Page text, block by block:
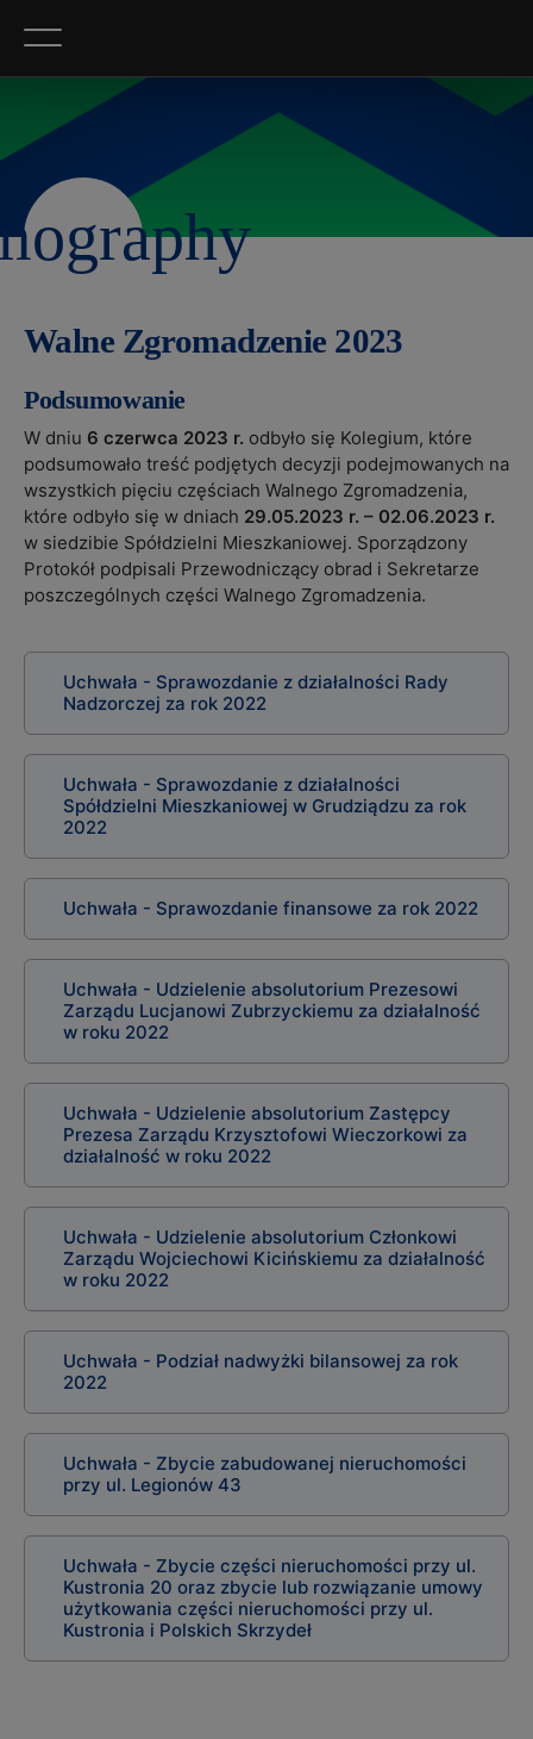
Walne Zgromadzenie 2023
Podsumowanie
W dniu 6 czerwca 2023 r. odbyło się Kolegium, które
podsumowało treść podjętych decyzji podejmowanych na
wszystkich pięciu częściach Walnego Zgromadzenia,
które odbyło się w dniach 29.05.2023 r. – 02.06.2023 r.
w siedzibie Spółdzielni Mieszkaniowej. Sporządzony
Protokół podpisali Przewodniczący obrad i Sekretarze
poszczególnych części Walnego Zgromadzenia.
Uchwała - Sprawozdanie z działalności Rady
Nadzorczej za rok 2022
Uchwała - Sprawozdanie z działalności
Spółdzielni Mieszkaniowej w Grudziądzu za rok
2022
Uchwała - Sprawozdanie finansowe za rok 2022
Uchwała - Udzielenie absolutorium Prezesowi
Zarządu Lucjanowi Zubrzyckiemu za działalność
w roku 2022
Uchwała - Udzielenie absolutorium Zastępcy
Prezesa Zarządu Krzysztofowi Wieczorkowi za
działalność w roku 2022
Uchwała - Udzielenie absolutorium Członkowi
Zarządu Wojciechowi Kicińskiemu za działalność
w roku 2022
Uchwała - Podział nadwyżki bilansowej za rok
2022
Uchwała - Zbycie zabudowanej nieruchomości
przy ul. Legionów 43
Uchwała - Zbycie części nieruchomości przy ul.
Kustronia 20 oraz zbycie lub rozwiązanie umowy
użytkowania części nieruchomości przy ul.
Kustronia i Polskich Skrzydeł